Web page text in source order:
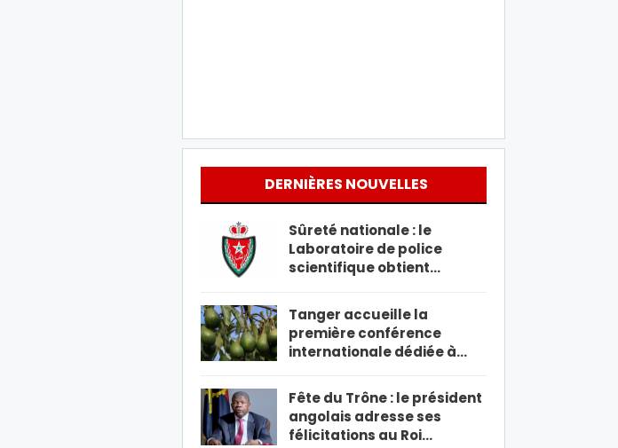
DERNIÈRES NOUVELLES
Sûreté nationale : le
Laboratoire de police
scientifique obtient…
Tanger accueille la
première conférence
internationale dédiée à…
Fête du Trône : le président
angolais adresse ses
félicitations au Roi…